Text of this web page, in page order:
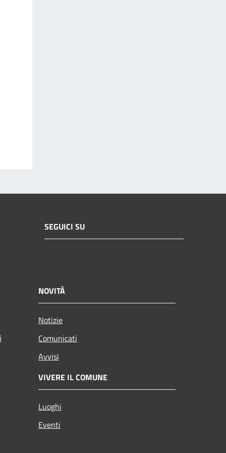
SEGUICI SU
NOVITÀ
Notizie
Comunicati
Avvisi
VIVERE IL COMUNE
Luoghi
Eventi